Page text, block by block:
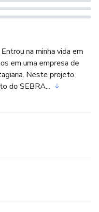
micro, pequenas e
de melhor consultoria
em revistas e
Negócios,
e diversos outros
mais de 300
Chrysler, projetos de
e hospitais de Belo
e capacitação
on-line, com
na minha vida em
em uma empresa de
Neste projeto,
do SEBRA...